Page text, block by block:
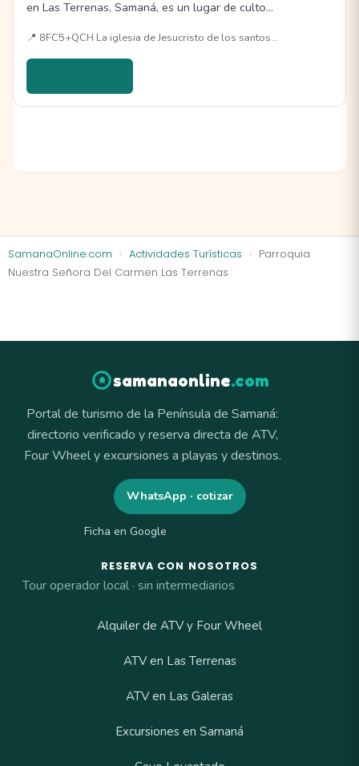
en Las Terrenas, Samaná, es un lugar de culto…
📍 8FC5+QCH La iglesia de Jesucristo de los santos…
SamanaOnline.com Actividades Turísticas
Parroquia
Nuestra Señora Del Carmen Las Terrenas
samanaonline.com
Portal de turismo de la Península de Samaná:
directorio verificado y reserva directa de ATV,
Four Wheel y excursiones a playas y destinos.
WhatsApp · cotizar
Ficha en Google
RESERVA CON NOSOTROS
Tour operador local · sin intermediarios
Alquiler de ATV y Four Wheel
ATV en Las Terrenas
ATV en Las Galeras
Excursiones en Samaná